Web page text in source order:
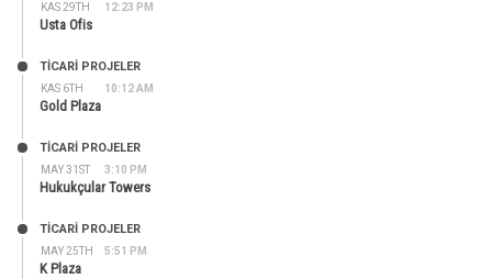
KAS 29TH 12:23 PM
Usta Ofis
KAS 6TH 10:12 AM
TİCARİ PROJELER
Gold Plaza
MAY 31ST 3:10 PM
TİCARİ PROJELER
Hukukçular Towers
MAY 25TH 5:51 PM
TİCARİ PROJELER
K Plaza